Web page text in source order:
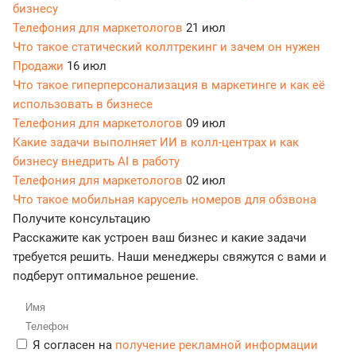
бизнесу
Телефония для маркетологов 21 июл
Что такое статический коллтрекинг и зачем он нужен
Продажи 16 июл
Что такое гиперперсонализация в маркетинге и как её
использовать в бизнесе
Телефония для маркетологов 09 июл
Какие задачи выполняет ИИ в колл-центрах и как
бизнесу внедрить AI в работу
Телефония для маркетологов 02 июл
Что такое мобильная карусель номеров для обзвона
Получите консультацию
Расскажите как устроен ваш бизнес и какие задачи
требуется решить. Наши менеджеры свяжутся с вами и
подберут оптимальное решение.
Я согласен на получение рекламной информации